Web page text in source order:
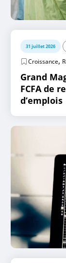
31 juillet 2026
Croissance,
Grand
FCFA de
d’emplois